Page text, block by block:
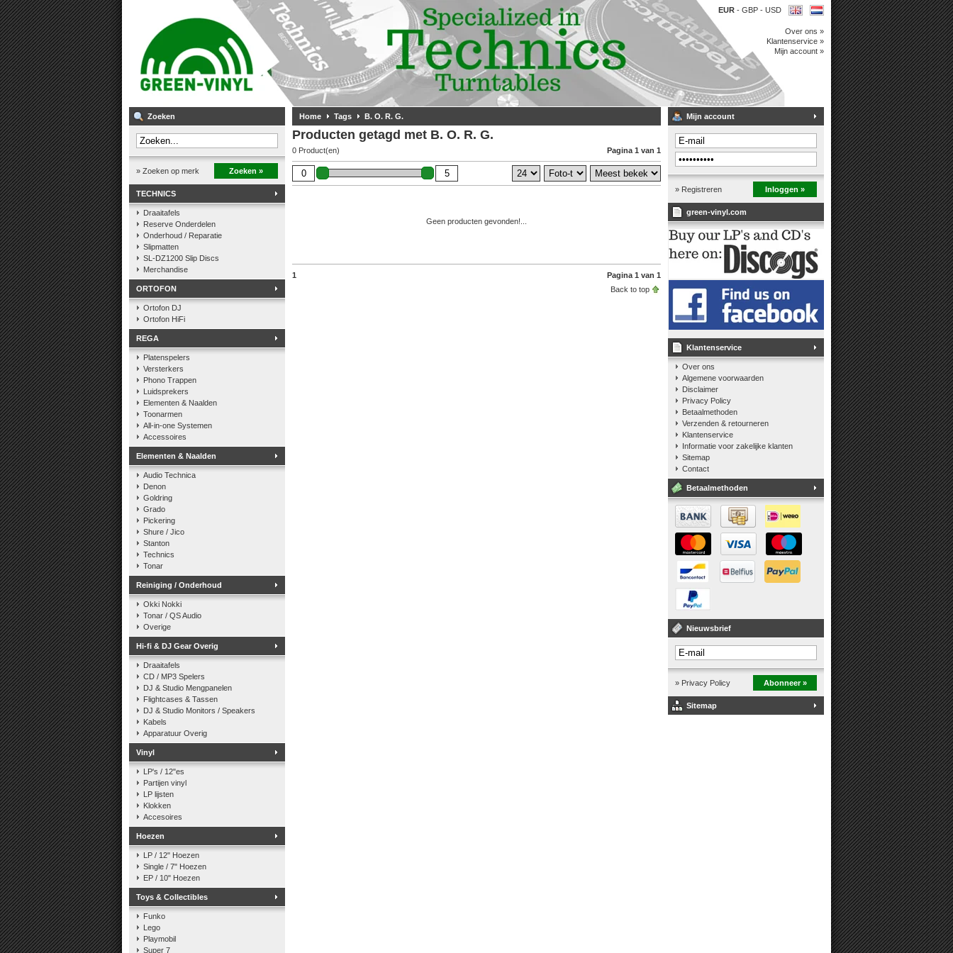
EUR - GBP - USD
Over ons »
Klantenservice »
Mijn account »
Zoeken
» Zoeken op merk Zoeken »
TECHNICS
Draaitafels
Reserve Onderdelen
Onderhoud / Reparatie
Slipmatten
SL-DZ1200 Slip Discs
Merchandise
ORTOFON
Ortofon DJ
Ortofon HiFi
REGA
Platenspelers
Versterkers
Phono Trappen
Luidsprekers
Elementen & Naalden
Toonarmen
All-in-one Systemen
Accessoires
Elementen & Naalden
Audio Technica
Denon
Goldring
Grado
Pickering
Shure / Jico
Stanton
Technics
Tonar
Reiniging / Onderhoud
Okki Nokki
Tonar / QS Audio
Overige
Hi-fi & DJ Gear Overig
Draaitafels
CD / MP3 Spelers
DJ & Studio Mengpanelen
Flightcases & Tassen
DJ & Studio Monitors / Speakers
Kabels
Apparatuur Overig
Vinyl
LP's / 12"es
Partijen vinyl
LP lijsten
Klokken
Accesoires
Hoezen
LP / 12" Hoezen
Single / 7" Hoezen
EP / 10" Hoezen
Toys & Collectibles
Funko
Lego
Playmobil
Super 7
Home Tags B. O. R. G.
Producten getagd met B. O. R. G.
0 Product(en) Pagina 1 van 1
Geen producten gevonden!...
1
Pagina 1 van 1
Back to top
Mijn account
» Registreren Inloggen »
green-vinyl.com
Klantenservice
Over ons
Algemene voorwaarden
Disclaimer
Privacy Policy
Betaalmethoden
Verzenden & retourneren
Klantenservice
Informatie voor zakelijke klanten
Sitemap
Contact
Betaalmethoden
Nieuwsbrief
» Privacy Policy Abonneer »
Sitemap